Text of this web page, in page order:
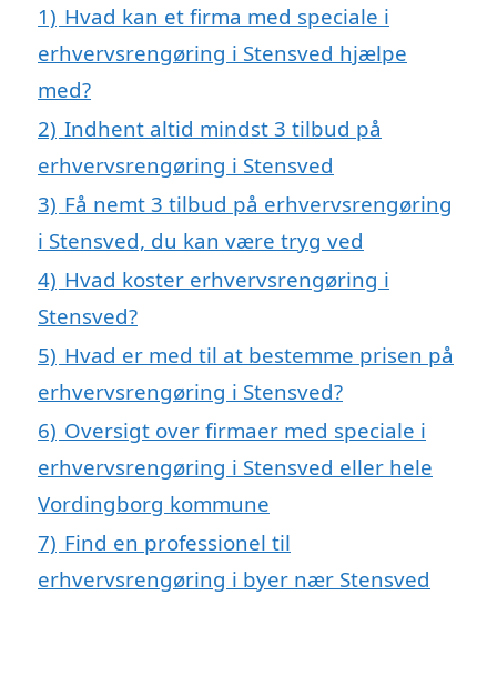
1) Hvad kan et firma med speciale i
erhvervsrengøring i Stensved hjælpe
med?
2) Indhent altid mindst 3 tilbud på
erhvervsrengøring i Stensved
3) Få nemt 3 tilbud på erhvervsrengøring
i Stensved, du kan være tryg ved
4) Hvad koster erhvervsrengøring i
Stensved?
5) Hvad er med til at bestemme prisen på
erhvervsrengøring i Stensved?
6) Oversigt over firmaer med speciale i
erhvervsrengøring i Stensved eller hele
Vordingborg kommune
7) Find en professionel til
erhvervsrengøring i byer nær Stensved